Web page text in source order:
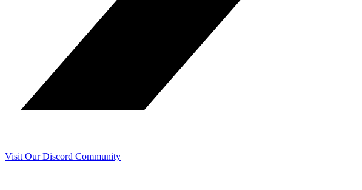
Visit Our Discord Community